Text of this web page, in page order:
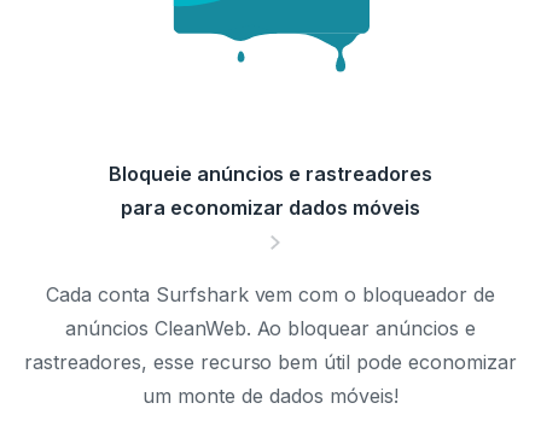
Bloqueie anúncios e rastreadores
para economizar dados móveis
Cada conta Surfshark vem com o bloqueador de
anúncios CleanWeb. Ao bloquear anúncios e
rastreadores, esse recurso bem útil pode economizar
um monte de dados móveis!